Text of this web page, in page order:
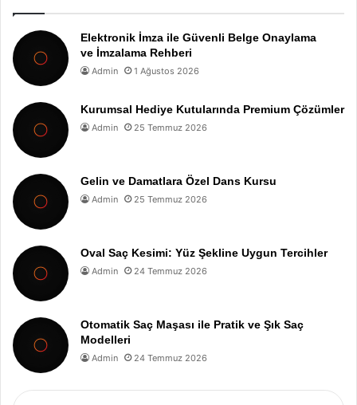
Elektronik İmza ile Güvenli Belge Onaylama
ve İmzalama Rehberi
Admin 1 Ağustos 2026
Kurumsal Hediye Kutularında Premium Çözümler
Admin 25 Temmuz 2026
Gelin ve Damatlara Özel Dans Kursu
Admin 25 Temmuz 2026
Oval Saç Kesimi: Yüz Şekline Uygun Tercihler
Admin 24 Temmuz 2026
Otomatik Saç Maşası ile Pratik ve Şık Saç
Modelleri
Admin 24 Temmuz 2026